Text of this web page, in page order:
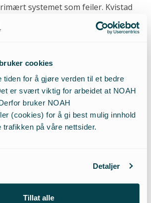
cookies
tiden for å gjøre verden til et bedre
er svært viktig for arbeidet at NOAH
bruker NOAH
(cookies) for å gi best mulig innhold
trafikken på våre nettsider.
Detaljer
Tillat alle
systemet som feiler. Kvistad
som ikke er i stand til å ta vare på
dem. Men han klarer ikke å se at
argumenter
kommentar kunne like gjerne
likegyldigheten».
lider også; Mennesker lider også.
disse selvsagthetene
om at det er like greit å fortsette å